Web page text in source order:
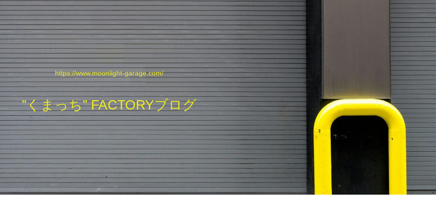
https://www.moonlight-garage.com/
”くまっち” FACTORYブログ